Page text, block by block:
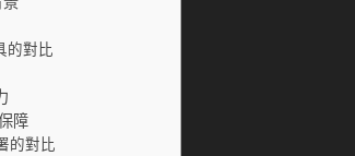
的對比
障
的對比